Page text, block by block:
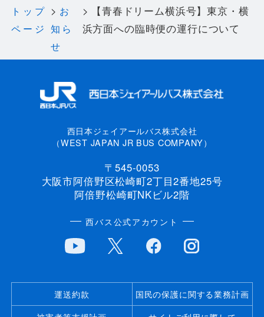
トップ
ページ
お
知ら
せ
【青春ドリーム横浜号】東京・横
浜方面への臨時便の運行について
西日本ジェイアールバス株式会社
（WEST JAPAN JR BUS COMPANY）
〒545-0053
大阪市阿倍野区松崎町2丁目2番地25号
阿倍野松崎町NKビル2階
西バス公式アカウント
運送約款
国民の保護に関する業務計画